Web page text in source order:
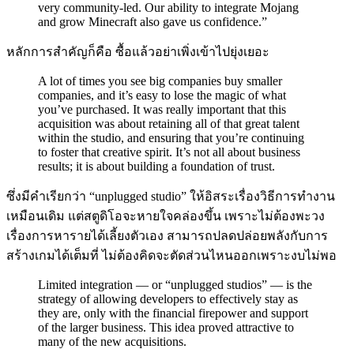
very community-led. Our ability to integrate Mojang
and grow Minecraft also gave us confidence.”
หลักการสำคัญก็คือ ซื้อแล้วอย่าเพิ่งเข้าไปยุ่งเยอะ
A lot of times you see big companies buy smaller
companies, and it’s easy to lose the magic of what
you’ve purchased. It was really important that this
acquisition was about retaining all of that great talent
within the studio, and ensuring that you’re continuing
to foster that creative spirit. It’s not all about business
results; it is about building a foundation of trust.
ซึ่งมีคำเรียกว่า “unplugged studio” ให้อิสระเรื่องวิธีการทำงาน
เหมือนเดิม แต่สตูดิโอจะหายใจคล่องขึ้น เพราะไม่ต้องพะวง
เรื่องการหารายได้เลี้ยงตัวเอง สามารถปลดปล่อยพลังกับการ
สร้างเกมได้เต็มที่ ไม่ต้องคิดจะตัดส่วนไหนออกเพราะงบไม่พอ
Limited integration — or “unplugged studios” — is the
strategy of allowing developers to effectively stay as
they are, only with the financial firepower and support
of the larger business. This idea proved attractive to
many of the new acquisitions.